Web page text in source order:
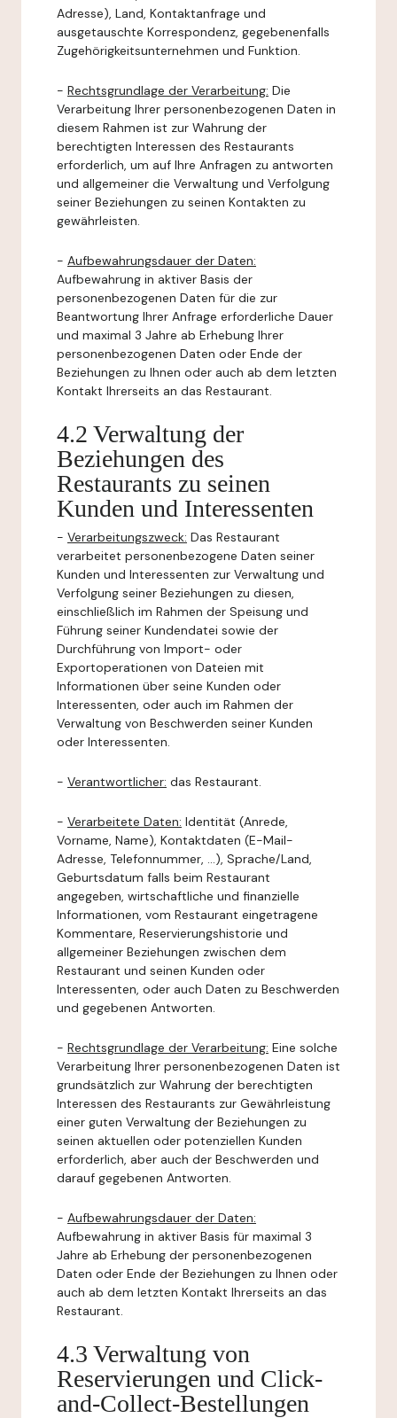
Adresse), Land, Kontaktanfrage und
ausgetauschte Korrespondenz, gegebenenfalls
Zugehörigkeitsunternehmen und Funktion.
- Rechtsgrundlage der Verarbeitung: Die
Verarbeitung Ihrer personenbezogenen Daten in
diesem Rahmen ist zur Wahrung der
berechtigten Interessen des Restaurants
erforderlich, um auf Ihre Anfragen zu antworten
und allgemeiner die Verwaltung und Verfolgung
seiner Beziehungen zu seinen Kontakten zu
gewährleisten.
- Aufbewahrungsdauer der Daten:
Aufbewahrung in aktiver Basis der
personenbezogenen Daten für die zur
Beantwortung Ihrer Anfrage erforderliche Dauer
und maximal 3 Jahre ab Erhebung Ihrer
personenbezogenen Daten oder Ende der
Beziehungen zu Ihnen oder auch ab dem letzten
Kontakt Ihrerseits an das Restaurant.
4.2 Verwaltung der
Beziehungen des
Restaurants zu seinen
Kunden und Interessenten
- Verarbeitungszweck: Das Restaurant
verarbeitet personenbezogene Daten seiner
Kunden und Interessenten zur Verwaltung und
Verfolgung seiner Beziehungen zu diesen,
einschließlich im Rahmen der Speisung und
Führung seiner Kundendatei sowie der
Durchführung von Import- oder
Exportoperationen von Dateien mit
Informationen über seine Kunden oder
Interessenten, oder auch im Rahmen der
Verwaltung von Beschwerden seiner Kunden
oder Interessenten.
- Verantwortlicher: das Restaurant.
- Verarbeitete Daten: Identität (Anrede,
Vorname, Name), Kontaktdaten (E-Mail-
Adresse, Telefonnummer, ...), Sprache/Land,
Geburtsdatum falls beim Restaurant
angegeben, wirtschaftliche und finanzielle
Informationen, vom Restaurant eingetragene
Kommentare, Reservierungshistorie und
allgemeiner Beziehungen zwischen dem
Restaurant und seinen Kunden oder
Interessenten, oder auch Daten zu Beschwerden
und gegebenen Antworten.
- Rechtsgrundlage der Verarbeitung: Eine solche
Verarbeitung Ihrer personenbezogenen Daten ist
grundsätzlich zur Wahrung der berechtigten
Interessen des Restaurants zur Gewährleistung
einer guten Verwaltung der Beziehungen zu
seinen aktuellen oder potenziellen Kunden
erforderlich, aber auch der Beschwerden und
darauf gegebenen Antworten.
- Aufbewahrungsdauer der Daten:
Aufbewahrung in aktiver Basis für maximal 3
Jahre ab Erhebung der personenbezogenen
Daten oder Ende der Beziehungen zu Ihnen oder
auch ab dem letzten Kontakt Ihrerseits an das
Restaurant.
4.3 Verwaltung von
Reservierungen und Click-
and-Collect-Bestellungen